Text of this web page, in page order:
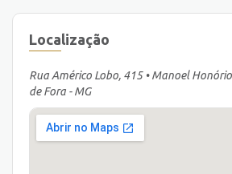
Localização
Rua Américo Lobo, 415 • Manoel
de Fora - MG